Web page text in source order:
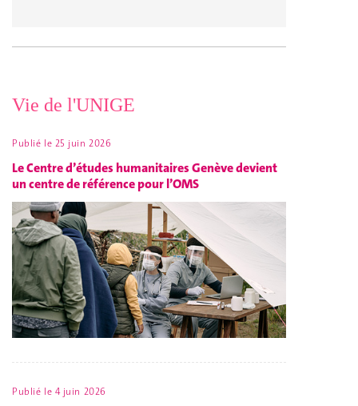
Vie de l'UNIGE
Publié le 25 juin 2026
Le Centre d’études humanitaires Genève devient
un centre de référence pour l’OMS
Publié le 4 juin 2026